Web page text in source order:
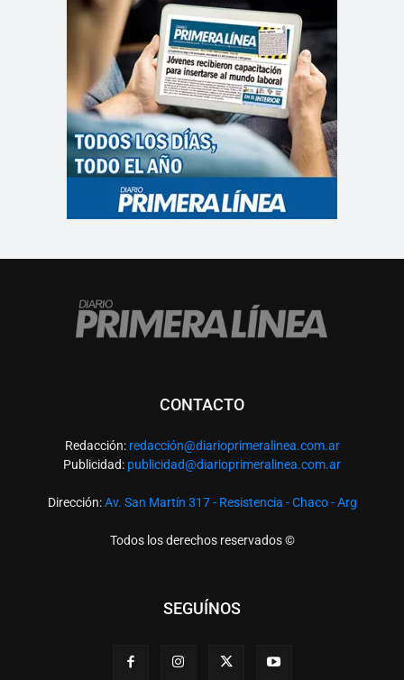
CONTACTO
Redacción: redacción@diarioprimeralinea.com.ar
Publicidad: publicidad@diarioprimeralinea.com.ar
Dirección:Av. San Martín 317 - Resistencia - Chaco - Arg
Todos los derechos reservados ©
SEGUÍNOS